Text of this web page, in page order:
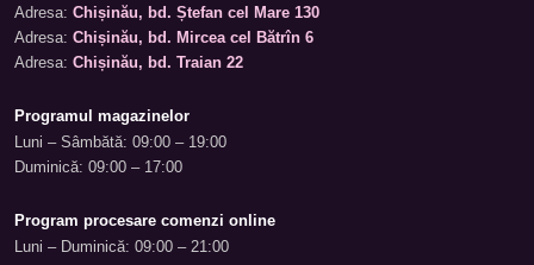
Adresa: Chișinău, bd. Ștefan cel Mare 130
Adresa: Chișinău, bd. Mircea cel Bătrîn 6
Adresa: Chișinău, bd. Traian 22
Programul magazinelor
Luni – Sâmbătă: 09:00 – 19:00
Duminică: 09:00 – 17:00
Program procesare comenzi online
Luni – Duminică: 09:00 – 21:00